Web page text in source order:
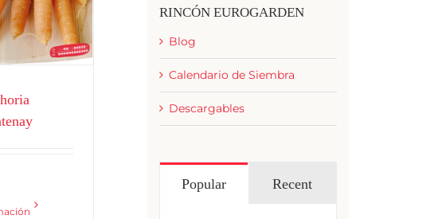
home
RINCÓN EUROGARDEN
Blog
Calendario de Siembra
Descargables
Popular Recent